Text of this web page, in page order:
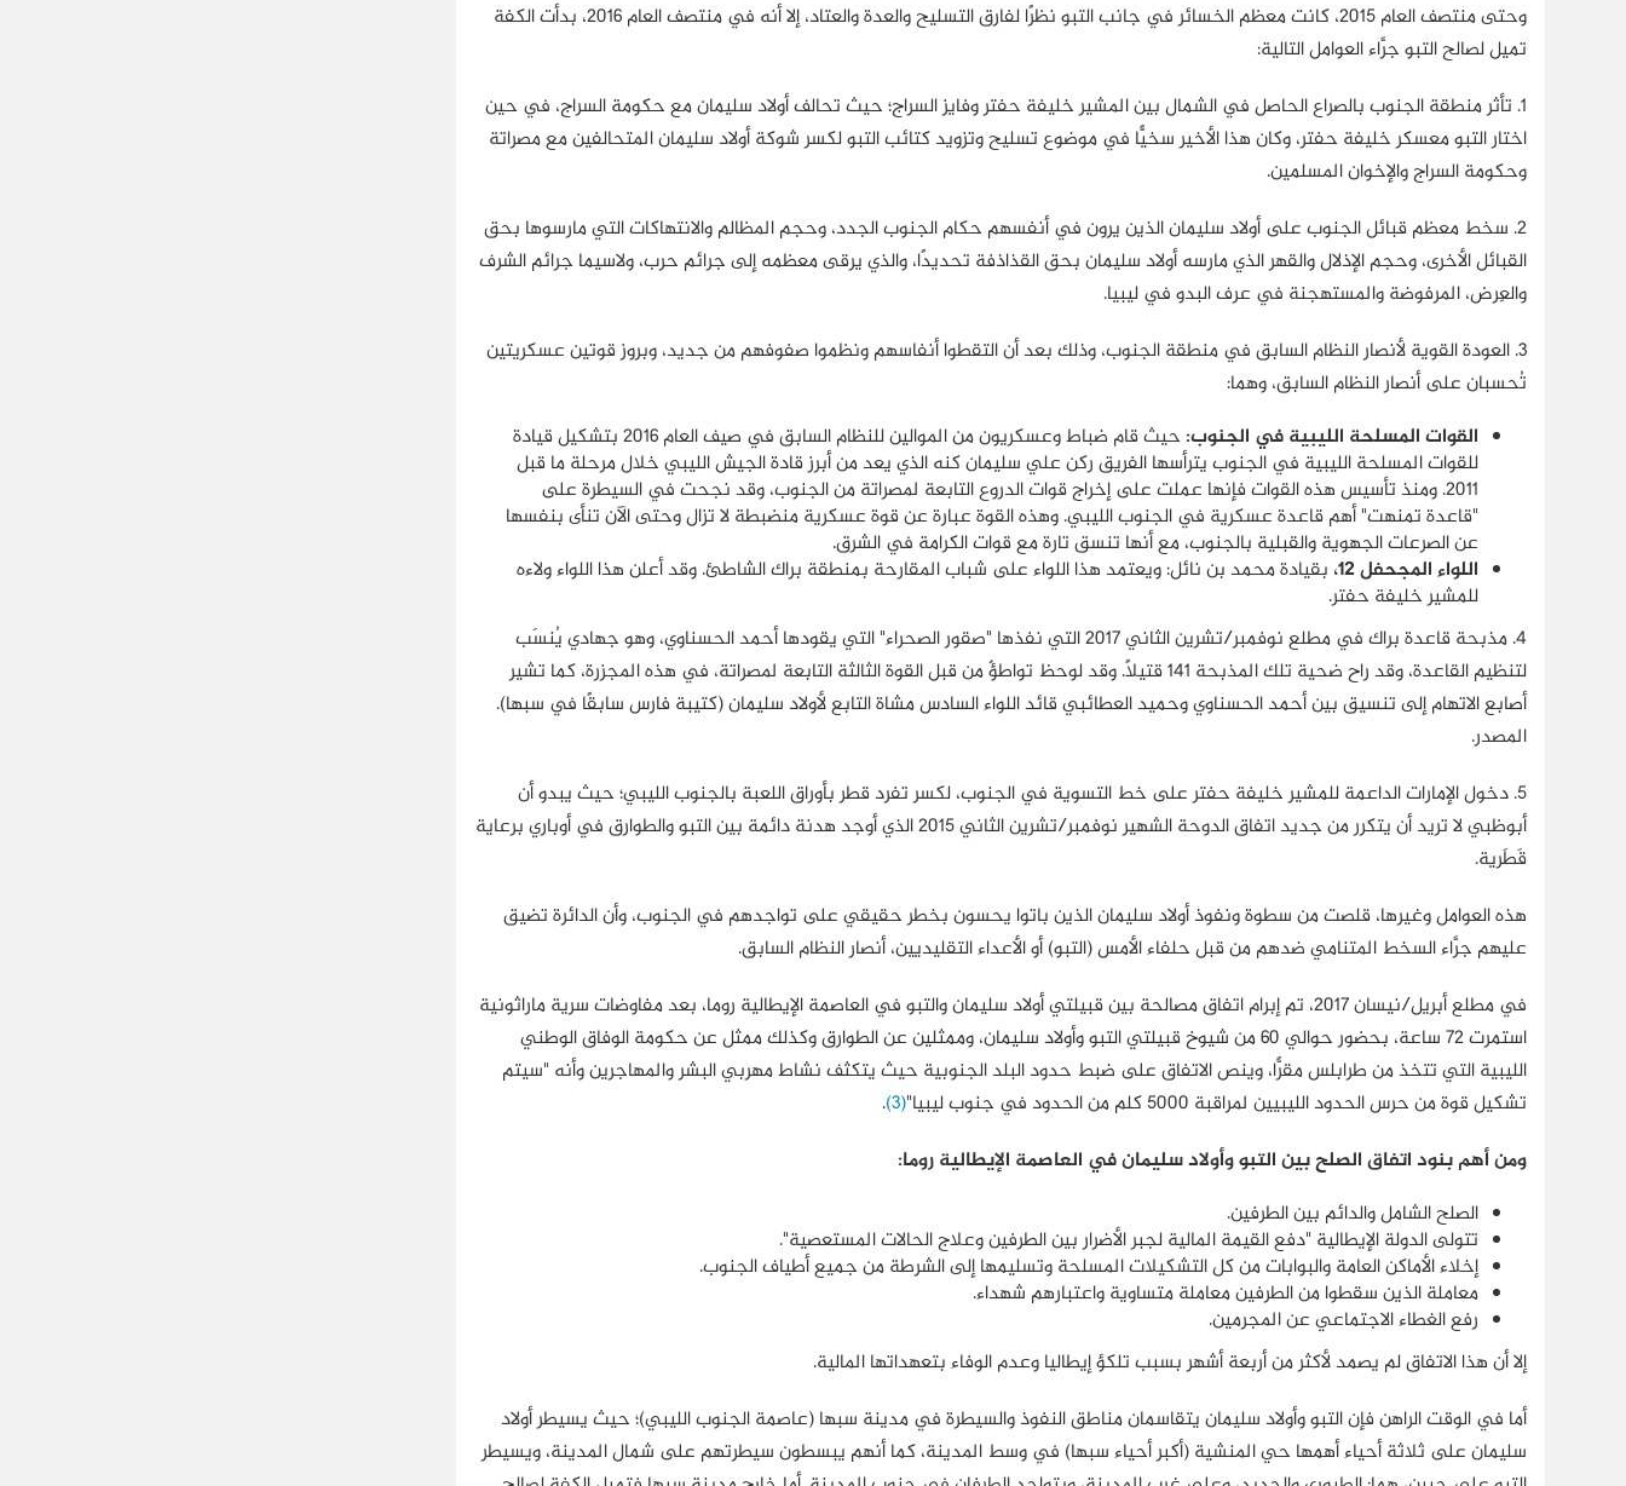
وحتى منتصف العام 2015، كانت معظم الخسائر في جانب التبو نظرًا لفارق التسليح والعدة والعتاد، إلا أنه في منتصف العام 2016، بدأت الكفة
تميل لصالح التبو جرَّاء العوامل التالية:
1. تأثر منطقة الجنوب بالصراع الحاصل في الشمال بين المشير خليفة حفتر وفايز السراج؛ حيث تحالف أولاد سليمان مع حكومة السراج، في حين
اختار التبو معسكر خليفة حفتر، وكان هذا الأخير سخيًّا في موضوع تسليح وتزويد كتائب التبو لكسر شوكة أولاد سليمان المتحالفين مع مصراتة
وحكومة السراج والإخوان المسلمين.
2. سخط معظم قبائل الجنوب على أولاد سليمان الذين يرون في أنفسهم حكام الجنوب الجدد، وحجم المظالم والانتهاكات التي مارسوها بحق
القبائل الأخرى، وحجم الإذلال والقهر الذي مارسه أولاد سليمان بحق القذاذفة تحديدًا، والذي يرقى معظمه إلى جرائم حرب، ولاسيما جرائم الشرف
والعِرض، المرفوضة والمستهجنة في عرف البدو في ليبيا.
3. العودة القوية لأنصار النظام السابق في منطقة الجنوب، وذلك بعد أن التقطوا أنفاسهم ونظموا صفوفهم من جديد، وبروز قوتين عسكريتين
تُحسبان على أنصار النظام السابق، وهما:
القوات المسلحة الليبية في الجنوب:
حيث قام ضباط وعسكريون من الموالين للنظام السابق في صيف العام 2016 بتشكيل قيادة
للقوات المسلحة الليبية في الجنوب يترأسها الفريق ركن علي سليمان كنه الذي يعد من أبرز قادة الجيش الليبي خلال مرحلة ما قبل
2011. ومنذ تأسيس هذه القوات فإنها عملت على إخراج قوات الدروع التابعة لمصراتة من الجنوب، وقد نجحت في السيطرة على
"قاعدة تمنهت" أهم قاعدة عسكرية في الجنوب الليبي. وهذه القوة عبارة عن قوة عسكرية منضبطة لا تزال وحتى الآن تنأى بنفسها
عن الصرعات الجهوية والقبلية بالجنوب، مع أنها تنسق تارة مع قوات الكرامة في الشرق.
اللواء المجحفل 12،
بقيادة محمد بن نائل: ويعتمد هذا اللواء على شباب المقارحة بمنطقة براك الشاطئ. وقد أعلن هذا اللواء ولاءه
للمشير خليفة حفتر.
4.
مذبحة قاعدة براك في مطلع نوفمبر/تشرين الثاني 2017 التي نفذها "صقور الصحراء" التي يقودها أحمد الحسناوي، وهو جهادي يُنسَب
لتنظيم القاعدة، وقد راح ضحية تلك المذبحة 141 قتيلًا. وقد لوحظ تواطؤٌ من قبل القوة الثالثة التابعة لمصراتة، في هذه المجزرة، كما تشير
أصابع الاتهام إلى تنسيق بين أحمد الحسناوي وحميد العطائبي قائد اللواء السادس مشاة التابع لأولاد سليمان (كتيبة فارس سابقًا في سبها).
المصدر.
5. دخول الإمارات الداعمة للمشير خليفة حفتر على خط التسوية في الجنوب، لكسر تفرد قطر بأوراق اللعبة بالجنوب الليبي؛ حيث يبدو أن
أبوظبي لا تريد أن يتكرر من جديد اتفاق الدوحة الشهير نوفمبر/تشرين الثاني 2015 الذي أوجد هدنة دائمة بين التبو والطوارق في أوباري برعاية
قَطَرية.
هذه العوامل وغيرها، قلصت من سطوة ونفوذ أولاد سليمان الذين باتوا يحسون بخطر حقيقي على تواجدهم في الجنوب، وأن الدائرة تضيق
عليهم جرَّاء السخط المتنامي ضدهم من قبل حلفاء الأمس (التبو) أو الأعداء التقليديين، أنصار النظام السابق.
في مطلع أبريل/نيسان 2017، تم إبرام اتفاق مصالحة بين قبيلتي أولاد سليمان والتبو في العاصمة الإيطالية روما، بعد مفاوضات سرية ماراثونية
استمرت 72 ساعة، بحضور حوالي 60 من شيوخ قبيلتي التبو وأولاد سليمان، وممثلين عن الطوارق وكذلك ممثل عن حكومة الوفاق الوطني
الليبية التي تتخذ من طرابلس مقرًّا، وينص الاتفاق على ضبط حدود البلد الجنوبية حيث يتكثف نشاط مهربي البشر والمهاجرين وأنه "سيتم
تشكيل قوة من حرس الحدود الليبيين لمراقبة 5000 كلم من الحدود في جنوب ليبيا"
(3)
.
ومن أهم بنود اتفاق الصلح بين التبو وأولاد سليمان في العاصمة الإيطالية روما:
الصلح الشامل والدائم بين الطرفين.
تتولى الدولة الإيطالية "دفع القيمة المالية لجبر الأضرار بين الطرفين وعلاج الحالات المستعصية".
إخلاء الأماكن العامة والبوابات من كل التشكيلات المسلحة وتسليمها إلى الشرطة من جميع أطياف الجنوب.
معاملة الذين سقطوا من الطرفين معاملة متساوية واعتبارهم شهداء.
رفع الغطاء الاجتماعي عن المجرمين.
إلا أن هذا الاتفاق لم يصمد لأكثر من أربعة أشهر بسبب تلكؤ إيطاليا وعدم الوفاء بتعهداتها المالية.
أما في الوقت الراهن فإن التبو وأولاد سليمان يتقاسمان مناطق النفوذ والسيطرة في مدينة سبها (عاصمة الجنوب الليبي)؛ حيث يسيطر أولاد
سليمان على ثلاثة أحياء أهمها حي المنشية (أكبر أحياء سبها) في وسط المدينة، كما أنهم يبسطون سيطرتهم على شمال المدينة، ويسيطر